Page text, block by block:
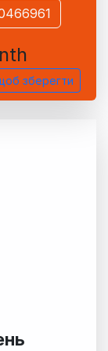
зберегти